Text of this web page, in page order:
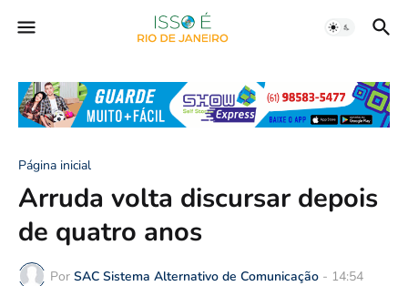
Página inicial
Arruda volta discursar depois
de quatro anos
Por SAC Sistema Alternativo de Comunicação - 14:54